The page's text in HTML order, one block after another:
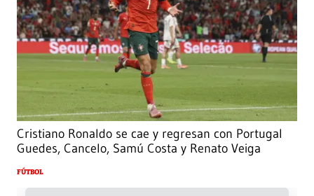
Cristiano Ronaldo se cae y regresan con Portugal
Guedes, Cancelo, Samú Costa y Renato Veiga
FÚTBOL